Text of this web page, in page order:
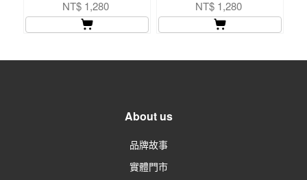
NT$ 1,280
NT$ 1,280
About us
品牌故事
實體門市